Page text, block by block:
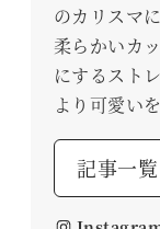
のカリスマ
柔らかいカ
にするスト
より可愛い
記事一覧